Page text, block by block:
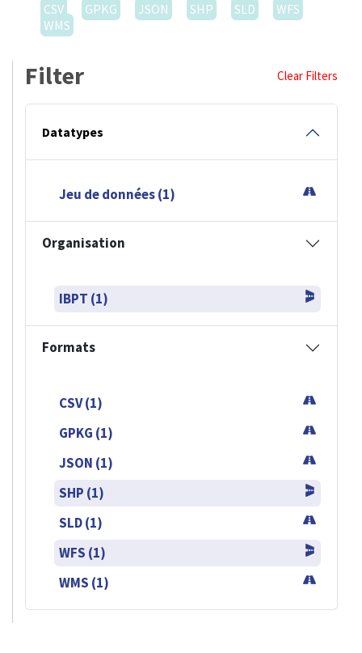
CSV
GPKG JSON SHP SLD
WFS
WMS
Filter Clear Filters
Datatypes
Jeu de données (1)
Organisation
IBPT (1)
Formats
CSV (1)
GPKG (1)
JSON (1)
SHP (1)
SLD (1)
WFS (1)
WMS (1)